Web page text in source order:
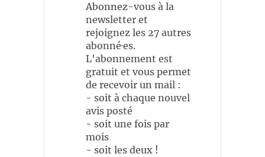
Abonnez-vous à la
newsletter et
rejoignez les 27 autres
abonné·es.
L'abonnement est
gratuit et vous permet
de recevoir un mail :
- soit à chaque nouvel
avis posté
- soit une fois par
mois
- soit les deux !